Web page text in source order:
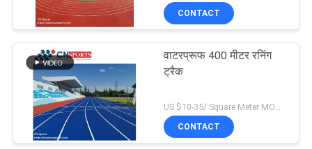
CONTACT
वाटरप्रूफ 400 मीटर रनिंग
ट्रैक
US $10-35/ Square Meter MOQ:/
CONTACT